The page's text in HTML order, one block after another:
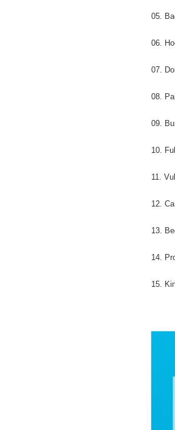
05.
06.
07.
08.
09.
10.
11.
12.
13.
14.
15.